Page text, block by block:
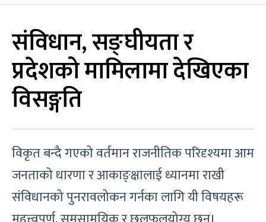
संविधान, सङ्घीयता र
प्रदेशको मामिलामा देखिएका
विसङ्गति
विकृत बन्दै गएको वर्तमान राजनीतिक परिदृश्यमा आम
जनताको धारणा र आकाङ्क्षालाई ध्यानमा राखी
संविधानको पुनरावलोकन गर्नका लागि यी विषयहरू